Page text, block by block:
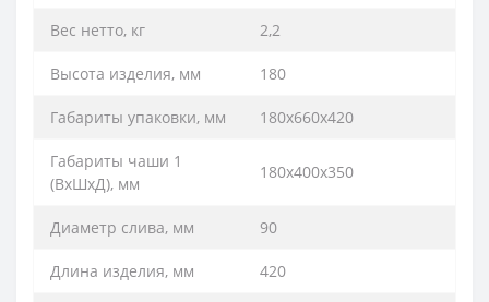
Вес нетто, кг 2,2
Высота изделия, мм 180
Габариты упаковки, мм 180х660х420
Габариты чаши 1
(ВхШхД), мм
180х400х350
Диаметр слива, мм 90
Длина изделия, мм 420